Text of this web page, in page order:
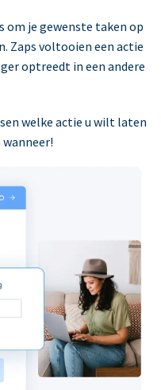
om je gewenste taken op
Zaps voltooien een actie
optreedt in een andere
welke actie u wilt laten